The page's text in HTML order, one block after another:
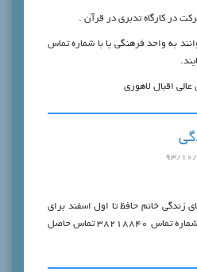
در كارگاه تدبري در قرآن .
به واحد فرهنگي يا با شماره تماس
اقبال لاهوري
زندگي خانم حافظ تا اول اسفند براي
ثبت نام به واحد فرهنگي يابا شماره تماس 38218840 تماس حاصل